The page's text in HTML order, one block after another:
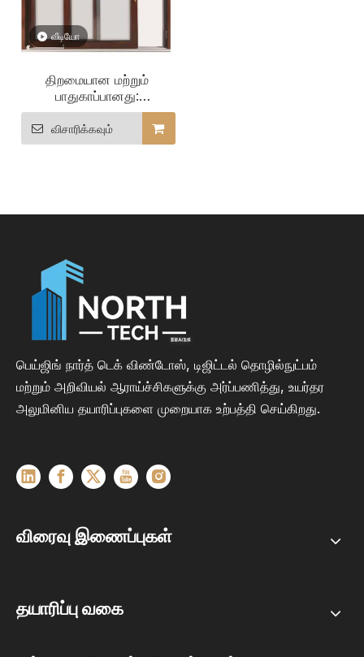
வீடியோ
திறமையான மற்றும்
பாதுகாப்பானது:
விருந்தோம்பல்
கட்டிடங்களுக்கான
அலுமினியம் உறை மர
விசாரிக்கவும்
பெய்ஜிங் நார்த் டெக் விண்டோஸ், டிஜிட்டல் தொழில்நுட்பம்
மற்றும் அறிவியல் ஆராய்ச்சிகளுக்கு அர்ப்பணித்து, உயர்தர
அலுமினிய தயாரிப்புகளை முறையாக உற்பத்தி செய்கிறது.
விரைவு இணைப்புகள்
தயாரிப்பு வகை